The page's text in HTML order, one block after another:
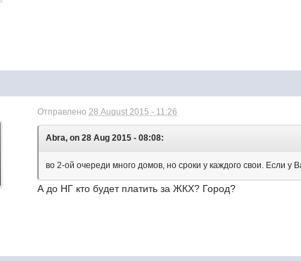
Отправлено28 August 2015 - 11:26
Abra, on 28 Aug 2015 - 08:08:
во 2-ой очереди много домов, но сроки у каждого свои. Если у
А до НГ кто будет платить за ЖКХ? Город?